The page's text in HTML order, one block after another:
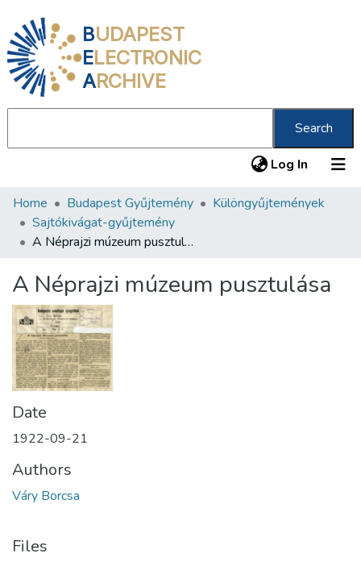
BUDAPEST
ELECTRONIC
ARCHIVE
Search
Log In (current)
Communities & Collections
All of DSpace
About us
Home Budapest Gyűjtemény
Különgyűjtemények
Sajtókivágat-gyűjtemény
A Néprajzi múzeum pusztulása
A Néprajzi múzeum pusztulása
Date
1922-09-21
Authors
Váry Borcsa
Files